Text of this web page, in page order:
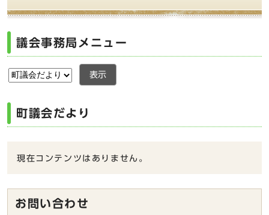
議会事務局メニュー
表示
町議会だより
現在コンテンツはありません。
お問い合わせ